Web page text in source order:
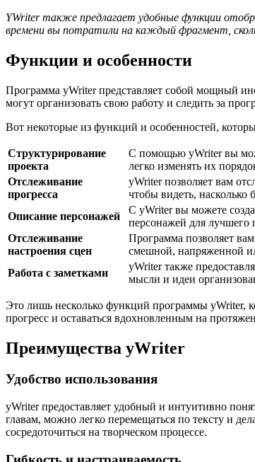
YWriter также предлагает удобные функции
времени вы потратили на каждый фрагмент,
Функции и особенности
Программа yWriter представляет собой мощный
могут организовать свою работу и следить за
Вот некоторые из функций и особенностей,
Структурирование
проекта
С помощью yWriter вы
легко изменять их
Отслеживание
прогресса
yWriter позволяет вам
чтобы видеть,
Описание персонажей
С yWriter вы можете
персонажей для лучшего
Отслеживание
настроения сцен
Программа позволяет
смешной, напряженной
Работа с заметками
yWriter также
мысли и идеи
Это лишь несколько функций программы yWriter,
прогресс и оставаться вдохновленным на
Преимущества yWriter
Удобство использования
yWriter предоставляет удобный и интуитивно
главам, можно легко перемещаться по тексту и
сосредоточиться на творческом процессе.